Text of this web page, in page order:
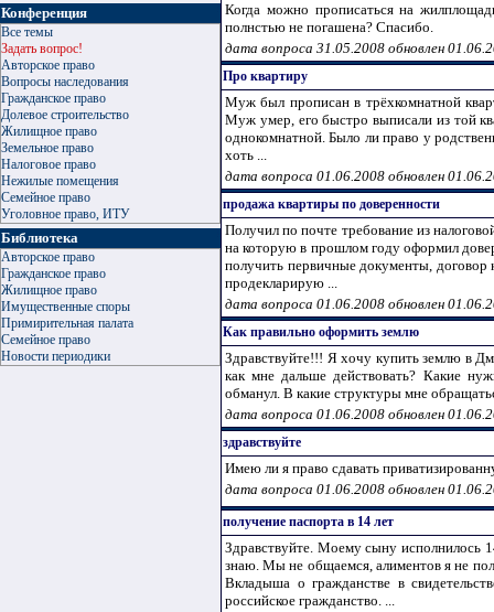
Конференция
Все темы
Задать вопрос!
Авторское право
Вопросы наследования
Гражданское право
Долевое строительство
Жилищное право
Земельное право
Налоговое право
Нежилые помещения
Семейное право
Уголовное право, ИТУ
Библиотека
Авторское право
Гражданское право
Жилищное право
Имущественные споры
Примирительная палата
Семейное право
Новости периодики
Когда можно прописаться на
полнстью не погашена? Спасибо.
дата вопроса 31.05.2008 обновлен
Про квартиру
Муж был прописан в трёхкомнатной
Муж умер, его быстро выписали из той
однокомнатной. Было ли право у
хоть ...
дата вопроса 01.06.2008 обновлен
продажа квартиры по доверенности
Получил по почте требование из
на которую в прошлом году оформил
получить первичные документы,
продекларирую ...
дата вопроса 01.06.2008 обновлен
Как правильно оформить землю
Здравствуйте!!! Я хочу купить землю в
как мне дальше действовать? Какие
обманул. В какие структуры мне
дата вопроса 01.06.2008 обновлен
здравствуйте
Имею ли я право сдавать
дата вопроса 01.06.2008 обновлен
получение паспорта в 14 лет
Здравствуйте. Моему сыну исполнилось
знаю. Мы не общаемся, алиментов я не
Вкладыша о гражданстве в
российское гражданство. ...